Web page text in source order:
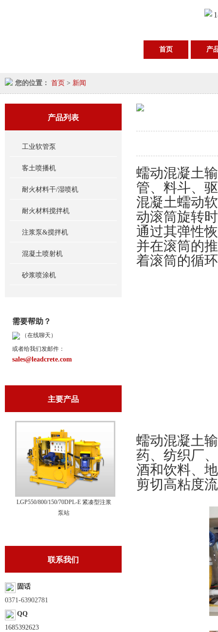
首页 产
您的位置： 首页 > 新闻
产品列表
工业软管泵
客土喷播机
耐火材料干/湿喷机
耐火材料搅拌机
注浆泵&搅拌机
混凝土喷射机
砂浆喷涂机
需要帮助？
（在线聊天）
或者给我们发邮件：
sales@leadcrete.com
主要产品
LGP550/800/150/70DPL-E 紧凑型注浆
泵站
联系我们
固话
0371-63902781
QQ
1685392623
蠕动混凝土
管、料斗、
混凝土蠕动
动滚筒旋转
通过其弹性
并在滚筒的
着滚筒的循
蠕动混凝土
药、纺织厂
酒和饮料、
剪切高粘度